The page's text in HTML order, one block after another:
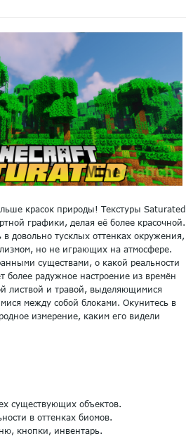
красок природы! Текстуры Saturated
графики, делая её более красочной.
в довольно тусклых оттенках окружения,
но не играющих на атмосфере.
существами, о какой реальности
более радужное настроение из времён
листвой и травой, выделяющимися
между собой блоками. Окунитесь в
измерение, каким его видели
существующих объектов.
в оттенках биомов.
кнопки, инвентарь.